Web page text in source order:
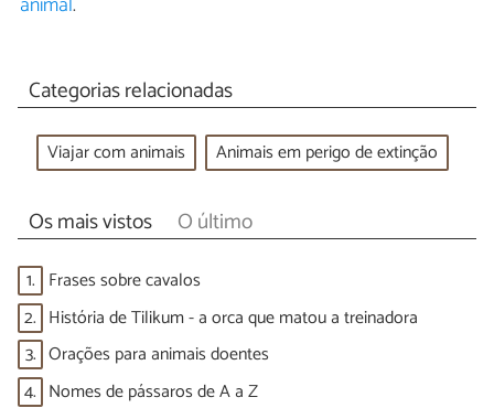
Categorias relacionadas
Viajar com animais Animais em perigo de extinção
Os mais vistos O último
1. Frases sobre cavalos
2. História de Tilikum - a orca que matou a treinadora
3. Orações para animais doentes
4. Nomes de pássaros de A a Z